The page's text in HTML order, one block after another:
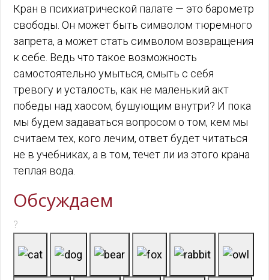
Кран в психиатрической палате — это барометр
свободы. Он может быть символом тюремного
запрета, а может стать символом возвращения
к себе. Ведь что такое возможность
самостоятельно умыться, смыть с себя
тревогу и усталость, как не маленький акт
победы над хаосом, бушующим внутри? И пока
мы будем задаваться вопросом о том, кем мы
считаем тех, кого лечим, ответ будет читаться
не в учебниках, а в том, течет ли из этого крана
теплая вода.
Обсуждаем
?